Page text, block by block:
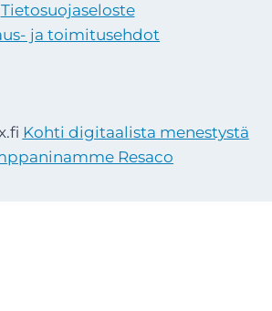
Tietosuojaseloste
ja toimitusehdot
Kohti digitaalista menestystä
Resaco